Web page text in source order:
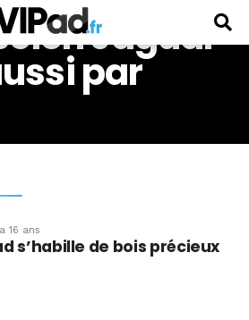
Jaguar
par
16 ans
s’habille de bois précieux